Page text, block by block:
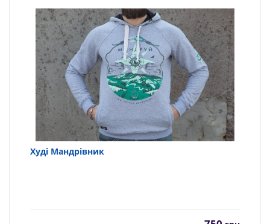
Худі Мандрівник